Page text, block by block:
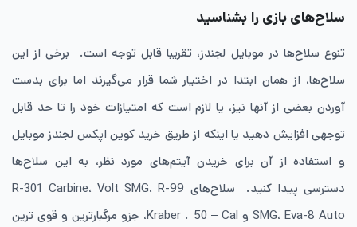
سلاح‌های بازی را بشناسید
تنوع سلاح‌ها در موبایل لجندز، تقریبا قابل توجه است. برخی از این
سلاح‌ها، از همان ابتدا در اختیار شما قرار می‌گیرند اما برای بدست
آوردن بعضی از آنها نیز، یا لازم است که امتیازات خود را تا حد قابل
توجهی افزایش دهید یا اینکه از طریق خرید کوین اپکس لجندز موبایل
و استفاده از آن برای خریدن آیتم‌های مورد نظر، به این سلاح‌ها
دسترسی پیدا کنید. سلاح‌های R-301 Carbine، Volt SMG، R-99
SMG، Eva-8 Auto و Kraber . 50 – Cal، جزو مرگبارترین و قوی ترین